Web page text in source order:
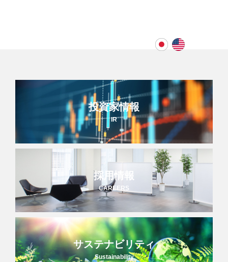
投資家情報
IR
採用情報
CAREERS
サステナビリティ
Sustainability